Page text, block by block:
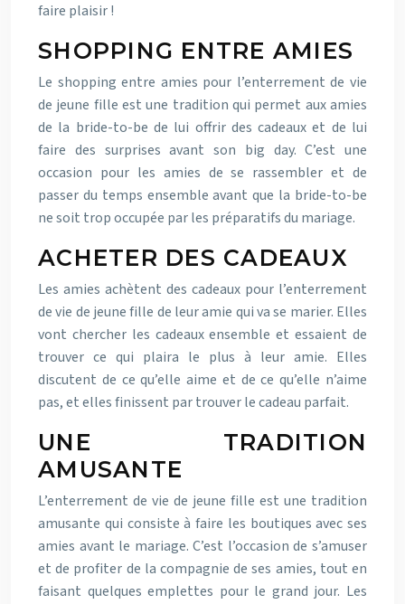
faire plaisir !
SHOPPING ENTRE AMIES
Le shopping entre amies pour l’enterrement de vie
de jeune fille est une tradition qui permet aux amies
de la bride-to-be de lui offrir des cadeaux et de lui
faire des surprises avant son big day. C’est une
occasion pour les amies de se rassembler et de
passer du temps ensemble avant que la bride-to-be
ne soit trop occupée par les préparatifs du mariage.
ACHETER DES CADEAUX
Les amies achètent des cadeaux pour l’enterrement
de vie de jeune fille de leur amie qui va se marier. Elles
vont chercher les cadeaux ensemble et essaient de
trouver ce qui plaira le plus à leur amie. Elles
discutent de ce qu’elle aime et de ce qu’elle n’aime
pas, et elles finissent par trouver le cadeau parfait.
UNE TRADITION
AMUSANTE
L’enterrement de vie de jeune fille est une tradition
amusante qui consiste à faire les boutiques avec ses
amies avant le mariage. C’est l’occasion de s’amuser
et de profiter de la compagnie de ses amies, tout en
faisant quelques emplettes pour le grand jour. Les